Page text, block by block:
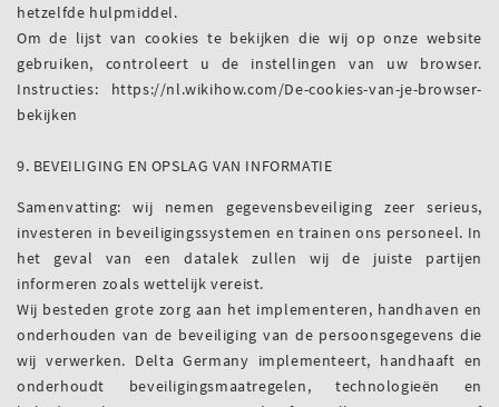
hetzelfde hulpmiddel.
Om de lijst van cookies te bekijken die wij op onze website
gebruiken, controleert u de instellingen van uw browser.
Instructies: https://nl.wikihow.com/De-cookies-van-je-browser-
bekijken
9. BEVEILIGING EN OPSLAG VAN INFORMATIE
Samenvatting: wij nemen gegevensbeveiliging zeer serieus,
investeren in beveiligingssystemen en trainen ons personeel. In
het geval van een datalek zullen wij de juiste partijen
informeren zoals wettelijk vereist.
Wij besteden grote zorg aan het implementeren, handhaven en
onderhouden van de beveiliging van de persoonsgegevens die
wij verwerken. Delta Germany implementeert, handhaaft en
onderhoudt beveiligingsmaatregelen, technologieën en